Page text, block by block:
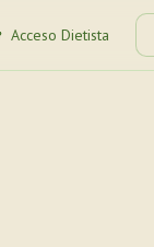
Acceso Dietista